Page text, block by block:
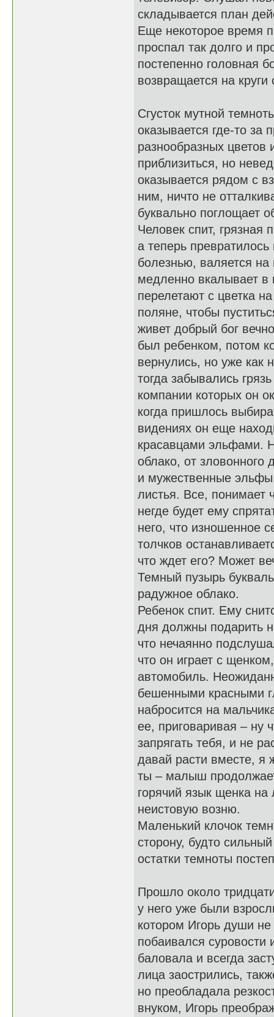
складывается план
Еще некоторое время
проспал так долго и
постепенно головная
возвращается на круги
Сгусток мутной
оказывается где-то за
разнообразных цветов
приблизиться, но
оказывается рядом с
ним, ничто не
буквально поглощает
Человек спит, грязная
а теперь
болезнью, валяется
медленно вкалывает в
перелетают с цветка
поляне, чтобы
живет добрый бог
был ребенком, потом
вернулись, но уже как
тогда забывались
компании которых он
когда пришлось
видениях он еще
красавцами эльфами.
облако, от зловонного
и мужественные
листья. Все, понимает
негде будет ему
него, что изношенное
толчков
что ждет его? Может
Темный пузырь
радужное облако.
Ребенок спит. Ему
дня должны подарить
что нечаянно
что он играет с
автомобиль.
бешенными красными
набросится на
ее, приговаривая – ну
запрягать тебя, и не
давай расти вместе, я
ты – малыш
горячий язык щенка
неистовую возню.
Маленький клочок
сторону, будто
остатки темноты
Прошло около
у него уже были
котором Игорь души
побаивался суровости
баловала и всегда
лица заострились,
но преобладала
внуком, Игорь